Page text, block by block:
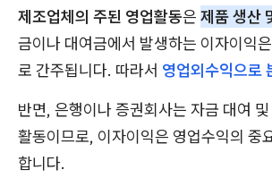
제조업체의 주된 영업활동은 제품 생산
금이나 대여금에서 발생하는 이자이익
로 간주됩니다. 따라서 영업외수익으로
반면, 은행이나 증권회사는 자금 대여
활동이므로, 이자이익은 영업수익의 중
합니다.